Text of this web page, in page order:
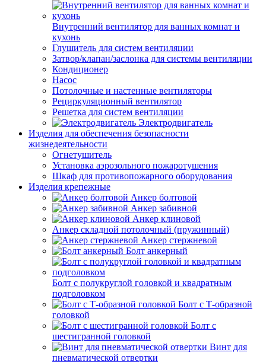
Внутренний вентилятор для ванных комнат и
кухонь
Глушитель для систем вентиляции
Затвор/клапан/заслонка для системы вентиляции
Кондиционер
Насос
Потолочные и настенные вентиляторы
Рециркуляционный вентилятор
Решетка для систем вентиляции
Электродвигатель
Изделия для обеспечения безопасности
жизнедеятельности
Огнетушитель
Установка аэрозольного пожаротушения
Шкаф для противопожарного оборудования
Изделия крепежные
Анкер болтовой
Анкер забивной
Анкер клиновой
Анкер складной потолочный (пружинный)
Анкер стержневой
Болт анкерный
Болт с полукруглой головкой и квадратным
подголовком
Болт с Т-образной
головкой
Болт с
шестигранной головкой
Винт для
пневматической отвертки